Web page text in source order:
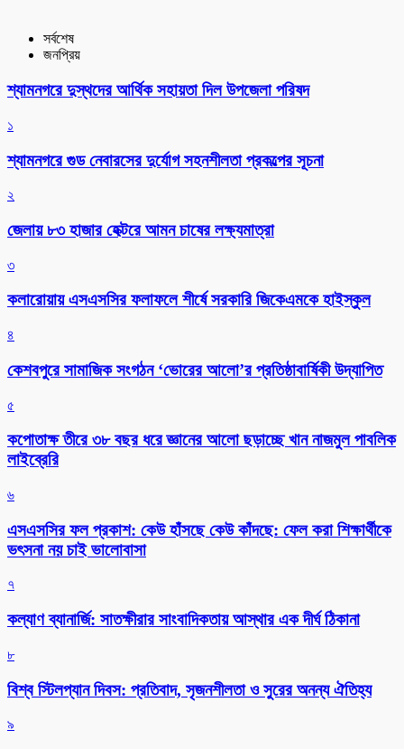
সর্বশেষ
জনপ্রিয়
শ্যামনগরে দুস্থদের আর্থিক সহায়তা দিল উপজেলা পরিষদ
১
শ্যামনগরে গুড নেবারসের দুর্যোগ সহনশীলতা প্রকল্পের সূচনা
২
জেলায় ৮৩ হাজার হেক্টরে আমন চাষের লক্ষ্যমাত্রা
৩
কলারোয়ায় এসএসসির ফলাফলে শীর্ষে সরকারি জিকেএমকে হাইস্কুল
৪
কেশবপুরে সামাজিক সংগঠন ‘ভোরের আলো’র প্রতিষ্ঠাবার্ষিকী উদ্যাপিত
৫
কপোতাক্ষ তীরে ৩৮ বছর ধরে জ্ঞানের আলো ছড়াচ্ছে খান নাজমুল পাবলিক
লাইব্রেরি
৬
এসএসসির ফল প্রকাশ: কেউ হাঁসছে কেউ কাঁদছে: ফেল করা শিক্ষার্থীকে
ভৎসনা নয় চাই ভালোবাসা
৭
কল্যাণ ব্যানার্জি: সাতক্ষীরার সাংবাদিকতায় আস্থার এক দীর্ঘ ঠিকানা
৮
বিশ্ব স্টিলপ্যান দিবস: প্রতিবাদ, সৃজনশীলতা ও সুরের অনন্য ঐতিহ্য
৯